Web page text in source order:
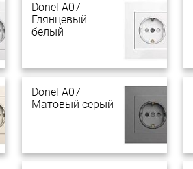
Donel A07
Глянцевый
белый
Donel A07
Матовый серый